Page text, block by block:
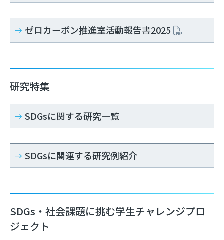
ゼロカーボン推進室活動報告書2025
研究特集
SDGsに関する研究一覧
SDGsに関連する研究例紹介
SDGs・社会課題に挑む学生チャレンジプロ
ジェクト